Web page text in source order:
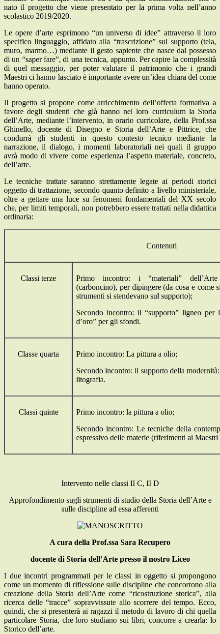
nato il progetto che viene presentato per la prima volta nell’anno
scolastico 2019/2020.
Le opere d’arte esprimono “un universo di idee” attraverso il loro
specifico linguaggio, affidato alla “trascrizione” sul supporto (tela,
muro, marmo…) mediante il gesto sapiente che nasce dal possesso
di un “saper fare”, di una tecnica, appunto. Per capire la complessità
di quel messaggio, per poter valutare il patrimonio che i grandi
Maestri ci hanno lasciato è importante avere un’idea chiara del come
hanno operato.
Il progetto si propone come arricchimento dell’offerta formativa a
favore degli studenti che già hanno nel loro curriculum la Storia
dell’Arte, mediante l’intervento, in orario curricolare, della Prof.ssa
Ghinello, docente di Disegno e Storia dell’Arte e Pittrice, che
condurrà gli studenti in questo contesto tecnico mediante la
narrazione, il dialogo, i momenti laboratoriali nei quali il gruppo
avrà modo di vivere come esperienza l’aspetto materiale, concreto,
dell’arte.
Le tecniche trattate saranno strettamente legate ai periodi storici
oggetto di trattazione, secondo quanto definito a livello ministeriale,
oltre a gettare una luce su fenomeni fondamentali del XX secolo
che, per limiti temporali, non potrebbero essere trattati nella didattica
ordinaria:
Contenuti
Classi terze
Primo incontro: i “materiali”
(carboncino), per dipingere (da cosa e come
strumenti si stendevano sul supporto);
Secondo incontro: il “supporto” ligneo
d’oro” per gli sfondi.
Classe quarta
Primo incontro: La pittura a olio;
Secondo incontro: il supporto della
litografia.
Classi quinte
Primo incontro: la pittura a olio;
Secondo incontro: Le tecniche della
espressivo delle materie (riferimenti ai
Intervento nelle classi II C, II D
Approfondimento sugli strumenti di studio della Storia dell’Arte e
sulle discipline ad essa afferenti
A cura della Prof.ssa Sara Recupero
docente di Storia dell’Arte presso il nostro Liceo
I due incontri programmati per le classi in oggetto si propongono
come un momento di riflessione sulle discipline che concorrono alla
creazione della Storia dell’Arte come “ricostruzione storica”, alla
ricerca delle “tracce” sopravvissute allo scorrere del tempo. Ecco,
quindi, che si presenterà ai ragazzi il metodo di lavoro di chi quella
particolare Storia, che loro studiano sui libri, concorre a crearla: lo
Storico dell’arte.